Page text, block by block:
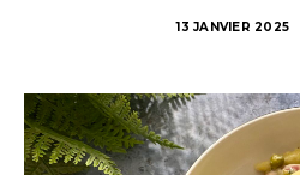
13 JANVIER 2025